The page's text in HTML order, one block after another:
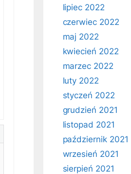
lipiec 2022
czerwiec 2022
maj 2022
kwiecień 2022
marzec 2022
luty 2022
styczeń 2022
grudzień 2021
listopad 2021
październik 2021
wrzesień 2021
sierpień 2021